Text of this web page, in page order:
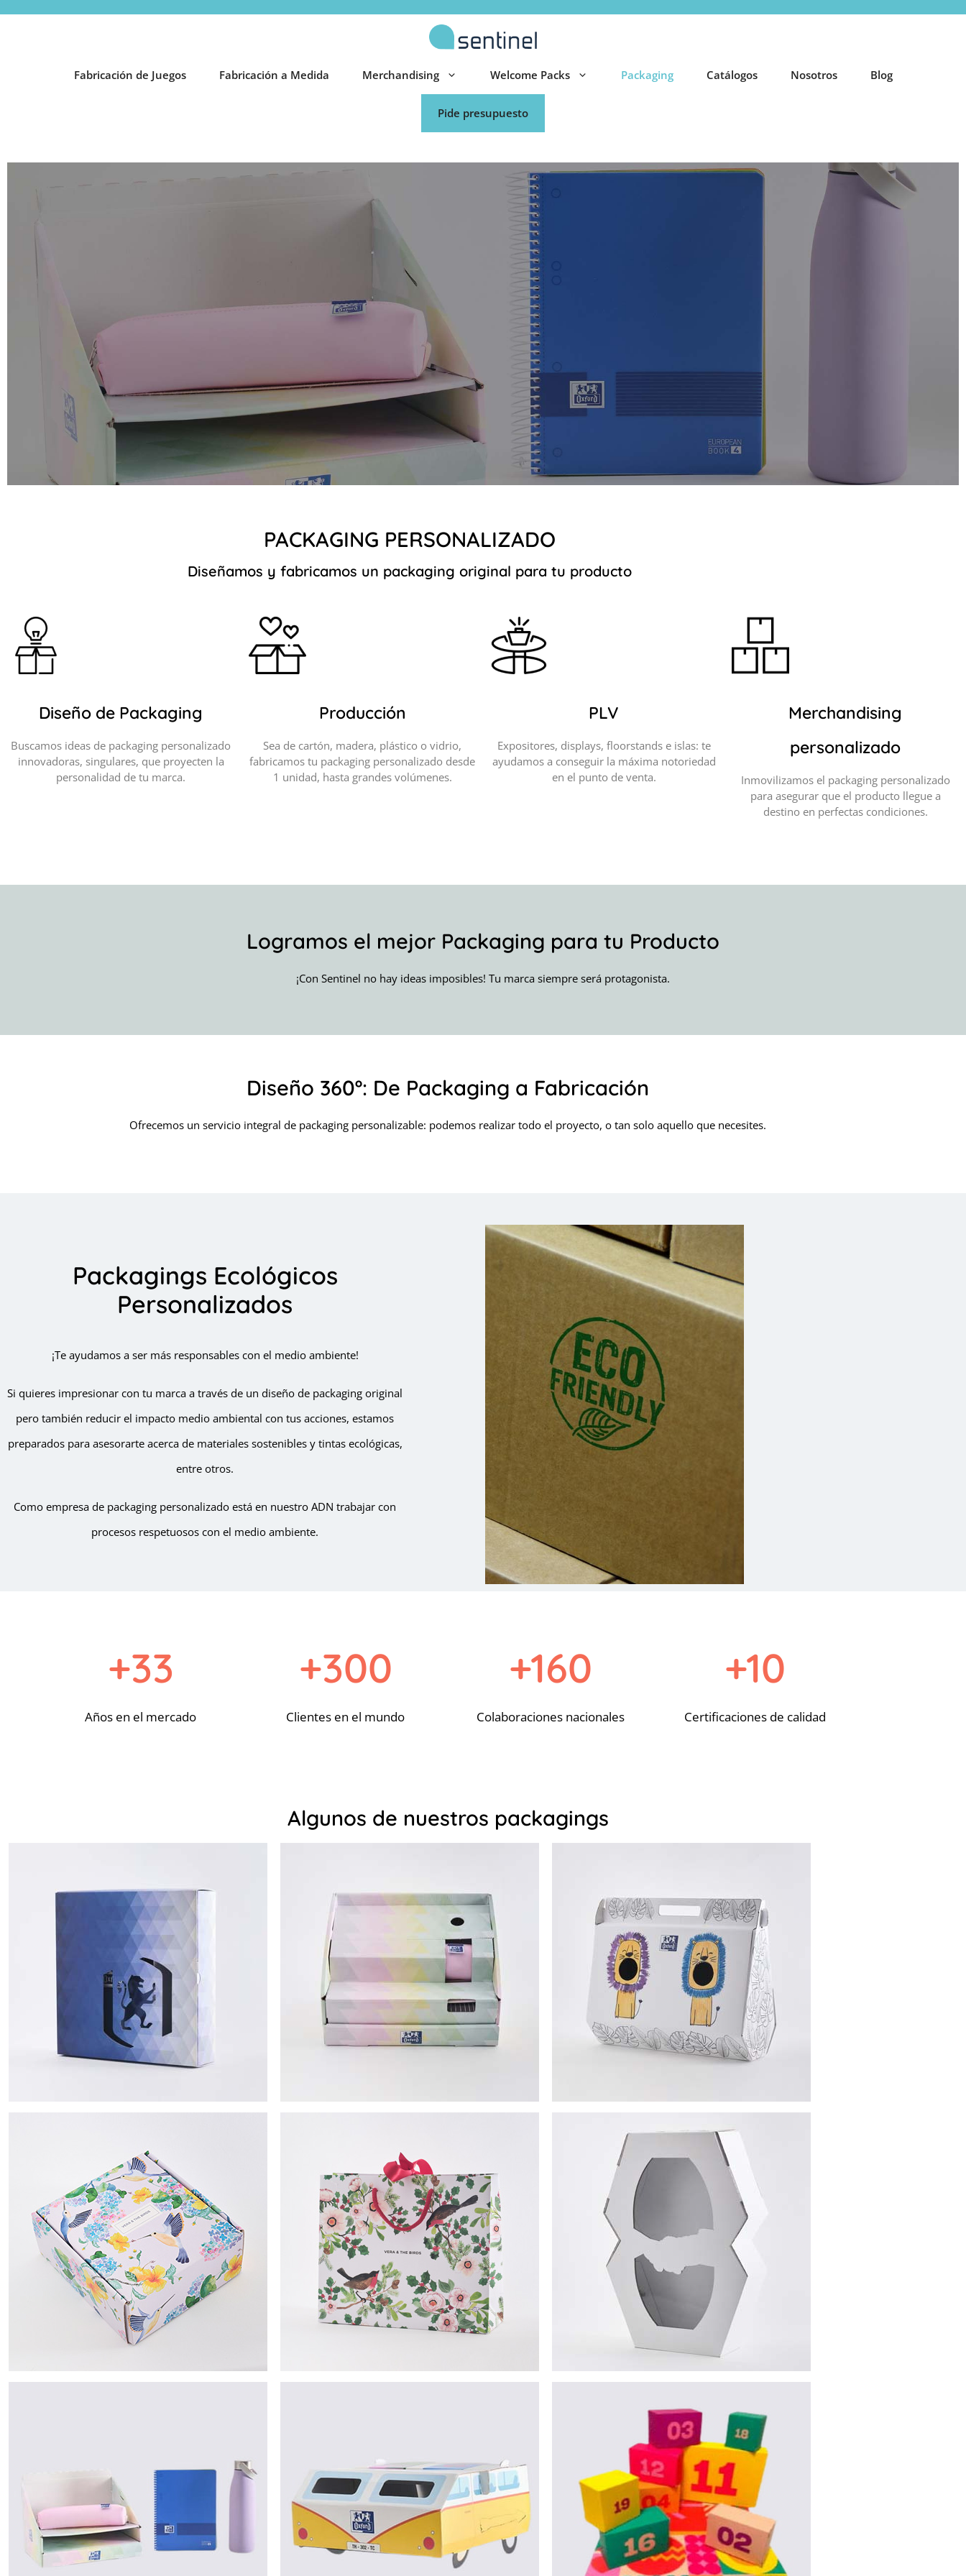
Fabricación de Juegos Fabricación a Medida Merchandising Welcome Packs Packaging Catálogos Nosotros Blog
Pide presupuesto
PACKAGING PERSONALIZADO
Diseñamos y fabricamos un packaging original para tu producto
Diseño de Packaging
Buscamos ideas de packaging personalizado
innovadoras, singulares, que proyecten la
personalidad de tu marca.
Producción
Sea de cartón, madera, plástico o vidrio,
fabricamos tu packaging personalizado desde
1 unidad, hasta grandes volúmenes.
PLV
Expositores, displays, floorstands e islas: te
ayudamos a conseguir la máxima notoriedad
en el punto de venta.
Merchandising
personalizado
Inmovilizamos el packaging personalizado
para asegurar que el producto llegue a
destino en perfectas condiciones.
Logramos el mejor Packaging para tu Producto
¡Con Sentinel no hay ideas imposibles! Tu marca siempre será protagonista.
Diseño 360º: De Packaging a Fabricación
Ofrecemos un servicio integral de packaging personalizable: podemos realizar todo el proyecto, o tan solo aquello que necesites.
Packagings Ecológicos
Personalizados
¡Te ayudamos a ser más responsables con el medio ambiente!
Si quieres impresionar con tu marca a través de un diseño de packaging original
pero también reducir el impacto medio ambiental con tus acciones, estamos
preparados para asesorarte acerca de materiales sostenibles y tintas ecológicas,
entre otros.
Como empresa de packaging personalizado está en nuestro ADN trabajar con
procesos respetuosos con el medio ambiente.
+33
Años en el mercado
+300
Clientes en el mundo
+160
Colaboraciones nacionales
+10
Certificaciones de calidad
Algunos de nuestros packagings